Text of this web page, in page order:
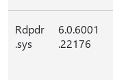
Rdpdr
.sys
6.0.6001
.22176